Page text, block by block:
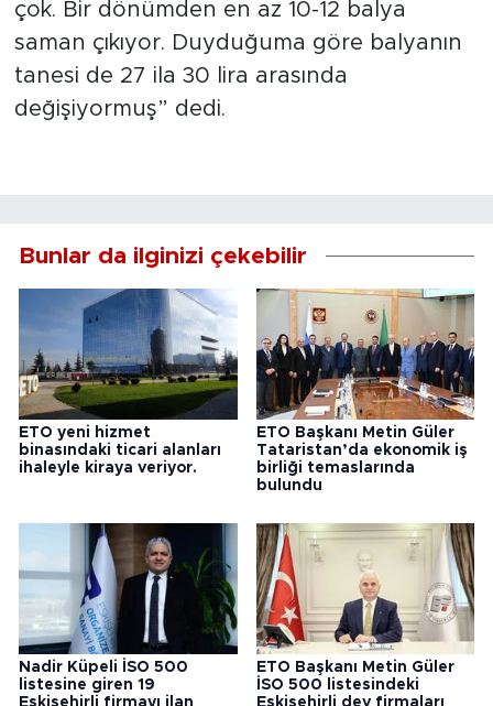
çok. Bir dönümden en az 10-12 balya
saman çıkıyor. Duyduğuma göre balyanın
tanesi de 27 ila 30 lira arasında
değişiyormuş” dedi.
Bunlar da ilginizi çekebilir
ETO yeni hizmet
binasındaki ticari alanları
ihaleyle kiraya veriyor.
ETO Başkanı Metin Güler
Tataristan’da ekonomik iş
birliği temaslarında
bulundu
Nadir Küpeli İSO 500
listesine giren 19
Eskişehirli firmayı ilan
ETO Başkanı Metin Güler
İSO 500 listesindeki
Eskişehirli dev firmaları